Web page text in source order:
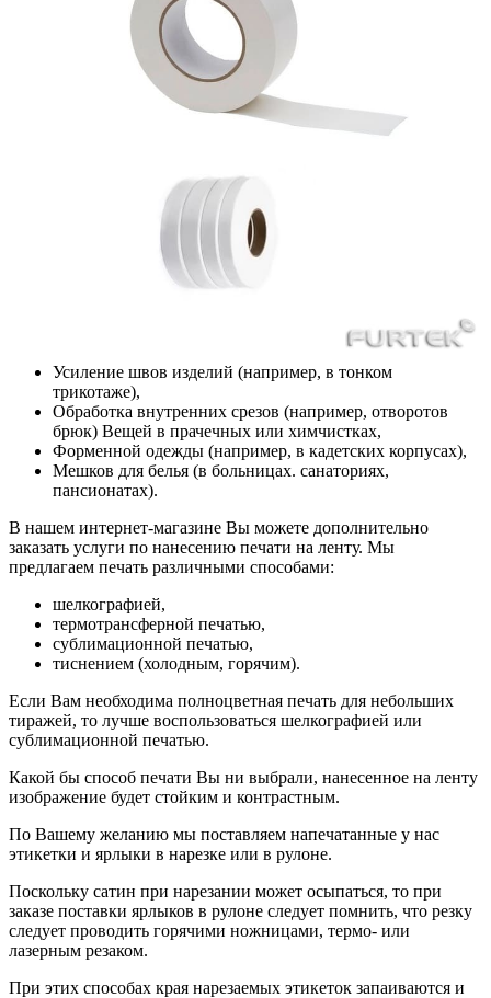
Усиление швов изделий (например, в тонком
трикотаже),
Обработка внутренних срезов (например, отворотов
брюк) Вещей в прачечных или химчистках,
Форменной одежды (например, в кадетских корпусах),
Мешков для белья (в больницах. санаториях,
пансионатах).
В нашем интернет-магазине Вы можете дополнительно
заказать услуги по нанесению печати на ленту. Мы
предлагаем печать различными способами:
шелкографией,
термотрансферной печатью,
сублимационной печатью,
тиснением (холодным, горячим).
Если Вам необходима полноцветная печать для небольших
тиражей, то лучше воспользоваться шелкографией или
сублимационной печатью.
Какой бы способ печати Вы ни выбрали, нанесенное на ленту
изображение будет стойким и контрастным.
По Вашему желанию мы поставляем напечатанные у нас
этикетки и ярлыки в нарезке или в рулоне.
Поскольку сатин при нарезании может осыпаться, то при
заказе поставки ярлыков в рулоне следует помнить, что резку
следует проводить горячими ножницами, термо- или
лазерным резаком.
При этих способах края нарезаемых этикеток запаиваются и